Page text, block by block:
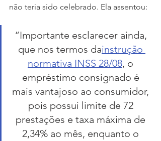
não teria sido celebrado. Ela assentou:
“Importante esclarecer ainda,
que nos termos dainstrução
normativa INSS 28/08, o
empréstimo consignado é
mais vantajoso ao consumidor,
pois possui limite de 72
prestações e taxa máxima de
2,34% ao mês, enquanto o